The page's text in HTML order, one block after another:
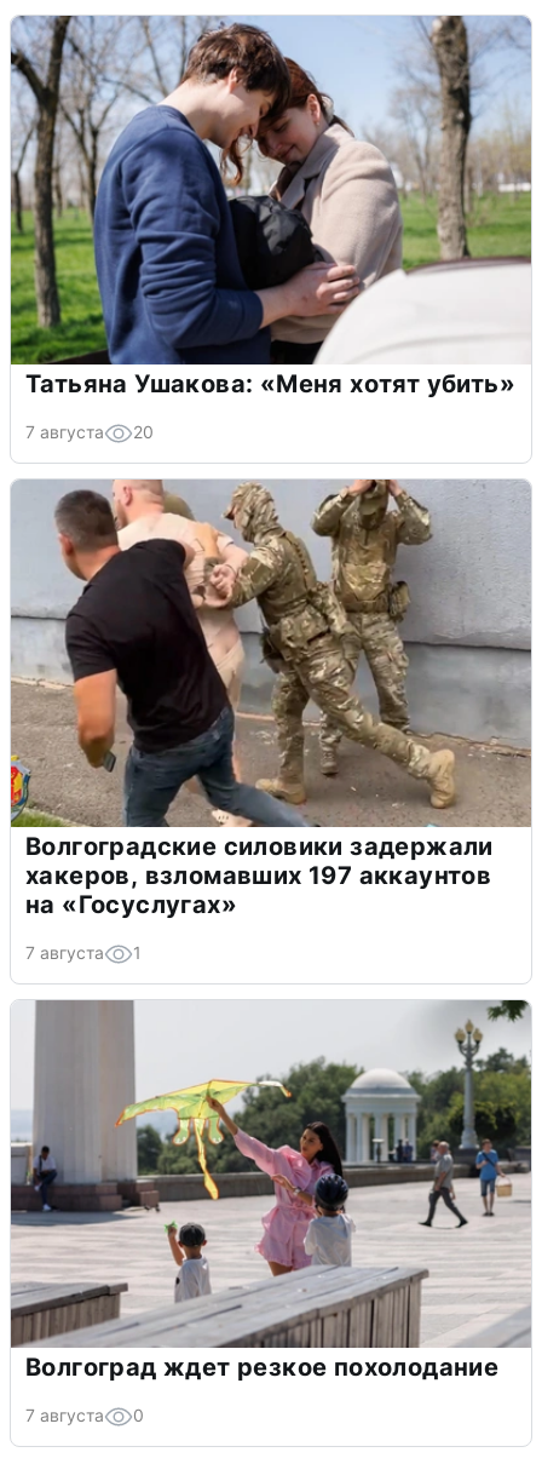
Татьяна Ушакова: «Меня хотят убить»
7 августа 20
Волгоградские силовики задержали
хакеров, взломавших 197 аккаунтов
на «Госуслугах»
7 августа 1
Волгоград ждет резкое похолодание
7 августа 0